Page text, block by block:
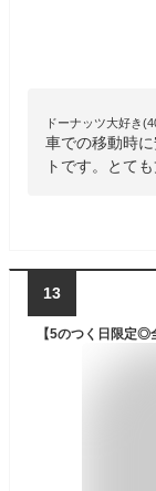
ドーナッツ大好き
車での移動時
トです。とて
13